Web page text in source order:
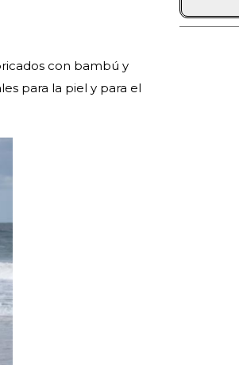
con bambú y
para la piel y para el